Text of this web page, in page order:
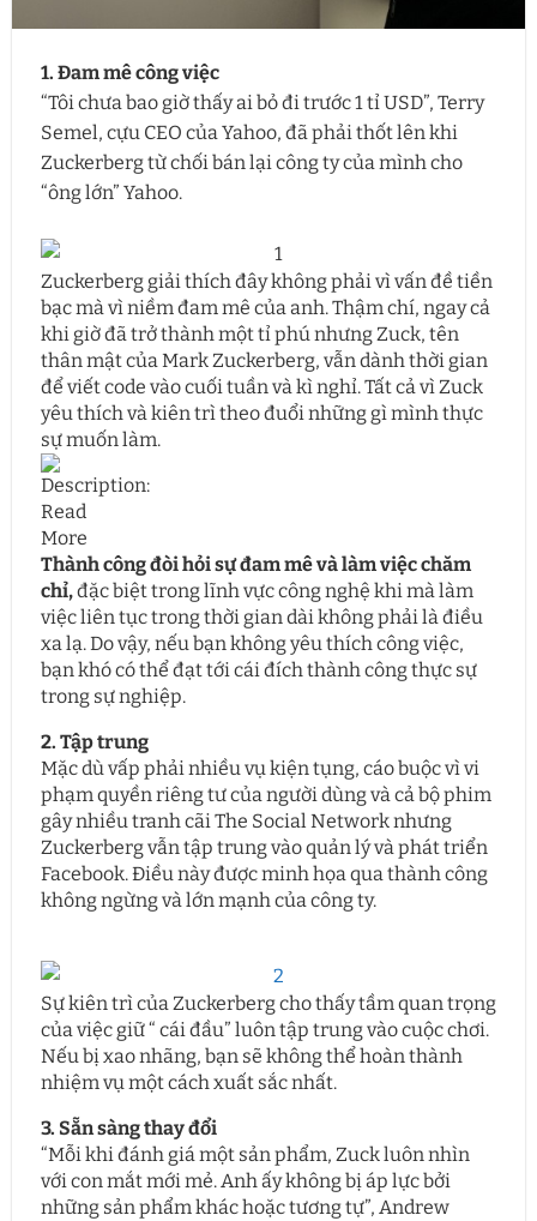
1. Đam mê công việc
“Tôi chưa bao giờ thấy ai bỏ đi trước 1 tỉ USD”, Terry
Semel, cựu CEO của Yahoo, đã phải thốt lên khi
Zuckerberg từ chối bán lại công ty của mình cho
“ông lớn” Yahoo.
Zuckerberg giải thích đây không phải vì vấn đề tiền
bạc mà vì niềm đam mê của anh. Thậm chí, ngay cả
khi giờ đã trở thành một tỉ phú nhưng Zuck, tên
thân mật của Mark Zuckerberg, vẫn dành thời gian
để viết code vào cuối tuần và kì nghỉ. Tất cả vì Zuck
yêu thích và kiên trì theo đuổi những gì mình thực
sự muốn làm.
Thành công đòi hỏi sự đam mê và làm việc chăm
chỉ,đặc biệt trong lĩnh vực công nghệ khi mà làm
việc liên tục trong thời gian dài không phải là điều
xa lạ. Do vậy, nếu bạn không yêu thích công việc,
bạn khó có thể đạt tới cái đích thành công thực sự
trong sự nghiệp.
2. Tập trung
Mặc dù vấp phải nhiều vụ kiện tụng, cáo buộc vì vi
phạm quyền riêng tư của người dùng và cả bộ phim
gây nhiều tranh cãi The Social Network nhưng
Zuckerberg vẫn tập trung vào quản lý và phát triển
Facebook. Điều này được minh họa qua thành công
không ngừng và lớn mạnh của công ty.
Sự kiên trì của Zuckerberg cho thấy tầm quan trọng
của việc giữ “ cái đầu” luôn tập trung vào cuộc chơi.
Nếu bị xao nhãng, bạn sẽ không thể hoàn thành
nhiệm vụ một cách xuất sắc nhất.
3. Sẵn sàng thay đổi
“Mỗi khi đánh giá một sản phẩm, Zuck luôn nhìn
với con mắt mới mẻ. Anh ấy không bị áp lực bởi
những sản phẩm khác hoặc tương tự”, Andrew